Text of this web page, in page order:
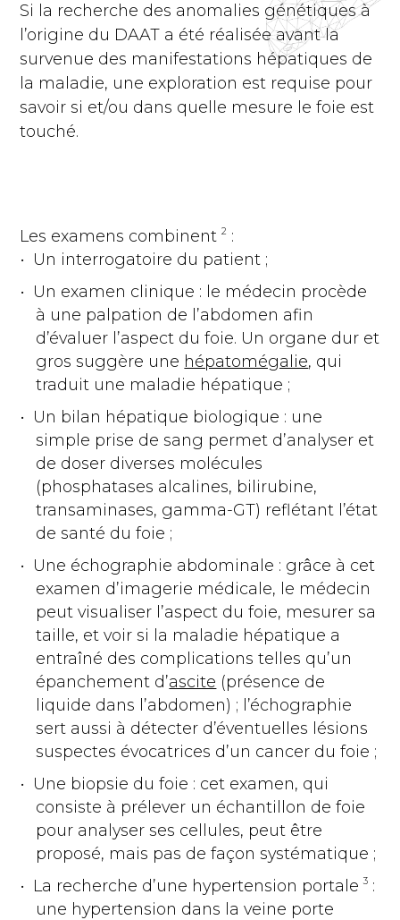
Si la recherche des anomalies génétiques à
l’origine du DAAT a été réalisée avant la
survenue des manifestations hépatiques de
la maladie, une exploration est requise pour
savoir si et/ou dans quelle mesure le foie est
touché.
Les examens combinent2 :
Un interrogatoire du patient ;
Un examen clinique : le médecin procède
à une palpation de l’abdomen afin
d’évaluer l’aspect du foie. Un organe dur et
gros suggère une hépatomégalie, qui
traduit une maladie hépatique ;
Un bilan hépatique biologique : une
simple prise de sang permet d’analyser et
de doser diverses molécules
(phosphatases alcalines, bilirubine,
transaminases, gamma-GT) reflétant l’état
de santé du foie ;
Une échographie abdominale : grâce à cet
examen d’imagerie médicale, le médecin
peut visualiser l’aspect du foie, mesurer sa
taille, et voir si la maladie hépatique a
entraîné des complications telles qu’un
épanchement d’ascite (présence de
liquide dans l’abdomen) ; l’échographie
sert aussi à détecter d’éventuelles lésions
suspectes évocatrices d’un cancer du foie ;
Une biopsie du foie : cet examen, qui
consiste à prélever un échantillon de foie
pour analyser ses cellules, peut être
proposé, mais pas de façon systématique ;
La recherche d’une hypertension portale3 :
une hypertension dans la veine porte